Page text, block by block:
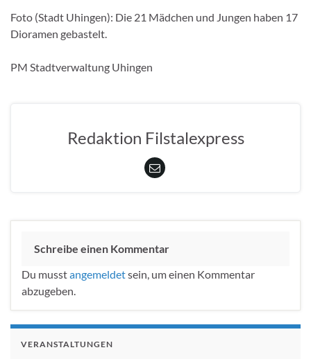
Foto (Stadt Uhingen): Die 21 Mädchen und Jungen haben 17
Dioramen gebastelt.
PM Stadtverwaltung Uhingen
Redaktion Filstalexpress
Schreibe einen Kommentar
Du musstangemeldetsein, um einen Kommentar
abzugeben.
VERANSTALTUNGEN